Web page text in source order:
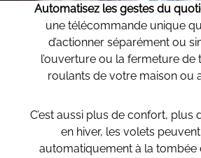
Automatisez les gestes du
une télécommande unique
d’actionner séparément ou
l’ouverture ou la fermeture de
roulants de votre maison ou
C’est aussi plus de confort, plus
en hiver, les volets
automatiquement à la tombée